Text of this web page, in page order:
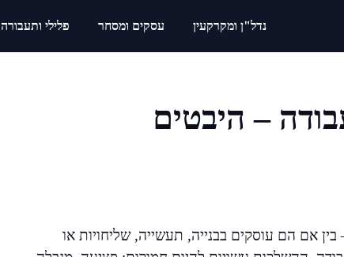
נדל"ן ומקרקעין עסקים ומסחר פלילי ותעבורה
– היבטים
אם הם עוסקים בבנייה, תעשייה, שליחויות או